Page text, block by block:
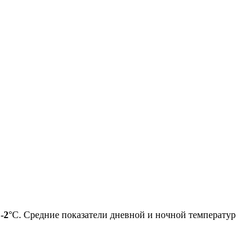
-2°C. Средние показатели дневной и ночной температур